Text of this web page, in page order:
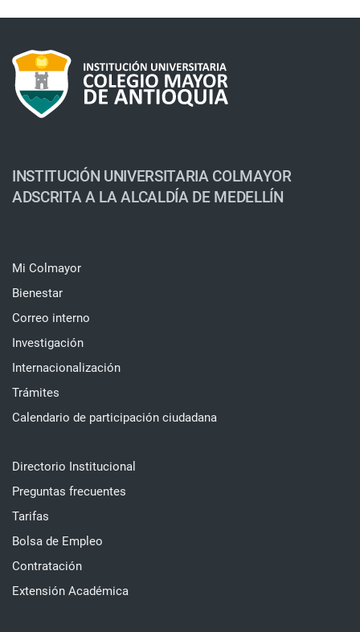
INSTITUCIÓN UNIVERSITARIA COLMAYOR
ADSCRITA A LA ALCALDÍA DE MEDELLÍN
Mi Colmayor
Bienestar
Correo interno
Investigación
Internacionalización
Trámites
Calendario de participación ciudadana
Directorio Institucional
Preguntas frecuentes
Tarifas
Bolsa de Empleo
Contratación
Extensión Académica